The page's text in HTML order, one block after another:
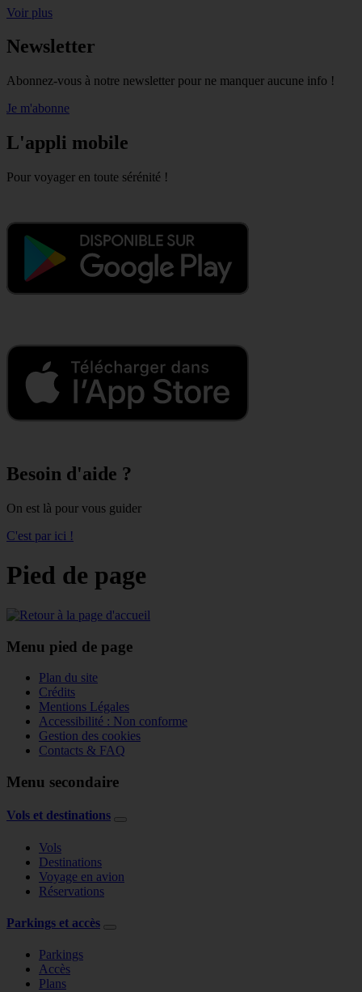
Voir plus
Newsletter
Abonnez-vous à notre newsletter pour ne manquer aucune info !
Je m'abonne
L'appli mobile
Pour voyager en toute sérénité !
Besoin d'aide ?
On est là pour vous guider
C'est par ici !
Pied de page
Menu pied de page
Plan du site
Crédits
Mentions Légales
Accessibilité : Non conforme
Gestion des cookies
Contacts & FAQ
Menu secondaire
Vols et destinations
Vols
Destinations
Voyage en avion
Réservations
Parkings et accès
Parkings
Accès
Plans